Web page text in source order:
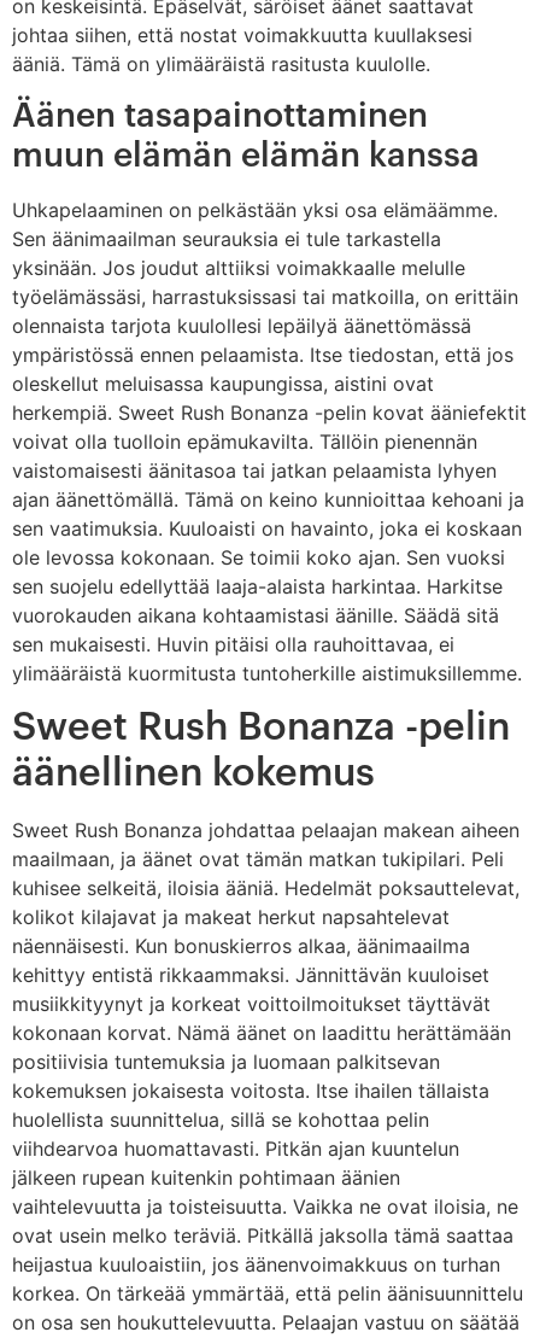
on keskeisintä. Epäselvät, säröiset äänet saattavat
johtaa siihen, että nostat voimakkuutta kuullaksesi
ääniä. Tämä on ylimääräistä rasitusta kuulolle.
Äänen tasapainottaminen
muun elämän elämän kanssa
Uhkapelaaminen on pelkästään yksi osa elämäämme.
Sen äänimaailman seurauksia ei tule tarkastella
yksinään. Jos joudut alttiiksi voimakkaalle melulle
työelämässäsi, harrastuksissasi tai matkoilla, on erittäin
olennaista tarjota kuulollesi lepäilyä äänettömässä
ympäristössä ennen pelaamista. Itse tiedostan, että jos
oleskellut meluisassa kaupungissa, aistini ovat
herkempiä. Sweet Rush Bonanza -pelin kovat ääniefektit
voivat olla tuolloin epämukavilta. Tällöin pienennän
vaistomaisesti äänitasoa tai jatkan pelaamista lyhyen
ajan äänettömällä. Tämä on keino kunnioittaa kehoani ja
sen vaatimuksia. Kuuloaisti on havainto, joka ei koskaan
ole levossa kokonaan. Se toimii koko ajan. Sen vuoksi
sen suojelu edellyttää laaja-alaista harkintaa. Harkitse
vuorokauden aikana kohtaamistasi äänille. Säädä sitä
sen mukaisesti. Huvin pitäisi olla rauhoittavaa, ei
ylimääräistä kuormitusta tuntoherkille aistimuksillemme.
Sweet Rush Bonanza -pelin
äänellinen kokemus
Sweet Rush Bonanza johdattaa pelaajan makean aiheen
maailmaan, ja äänet ovat tämän matkan tukipilari. Peli
kuhisee selkeitä, iloisia ääniä. Hedelmät poksauttelevat,
kolikot kilajavat ja makeat herkut napsahtelevat
näennäisesti. Kun bonuskierros alkaa, äänimaailma
kehittyy entistä rikkaammaksi. Jännittävän kuuloiset
musiikkityynyt ja korkeat voittoilmoitukset täyttävät
kokonaan korvat. Nämä äänet on laadittu herättämään
positiivisia tuntemuksia ja luomaan palkitsevan
kokemuksen jokaisesta voitosta. Itse ihailen tällaista
huolellista suunnittelua, sillä se kohottaa pelin
viihdearvoa huomattavasti. Pitkän ajan kuuntelun
jälkeen rupean kuitenkin pohtimaan äänien
vaihtelevuutta ja toisteisuutta. Vaikka ne ovat iloisia, ne
ovat usein melko teräviä. Pitkällä jaksolla tämä saattaa
heijastua kuuloaistiin, jos äänenvoimakkuus on turhan
korkea. On tärkeää ymmärtää, että pelin äänisuunnittelu
on osa sen houkuttelevuutta. Pelaajan vastuu on säätää